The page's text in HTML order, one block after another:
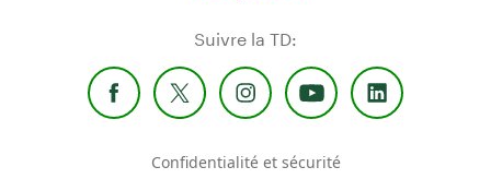
Suivre la TD:
Confidentialité et sécurité